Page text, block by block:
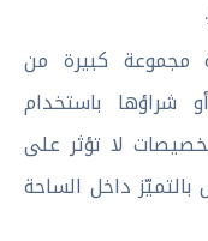
مجموعة كبيرة من
شراؤها باستخدام
لا تؤثر على
بالتميّز داخل الساحة